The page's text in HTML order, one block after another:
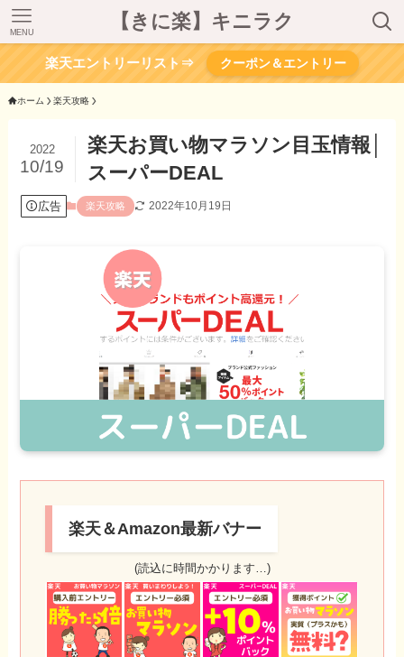
【きに楽】キニラク
MENU
楽天エントリーリスト⇒ クーポン＆エントリー
ホーム 楽天攻略
楽天お買い物マラソン目玉情報│
スーパーDEAL
2022
10/19
広告 楽天攻略 2022年10月19日
楽天＆Amazon最新バナー
(読込に時間かかります…)